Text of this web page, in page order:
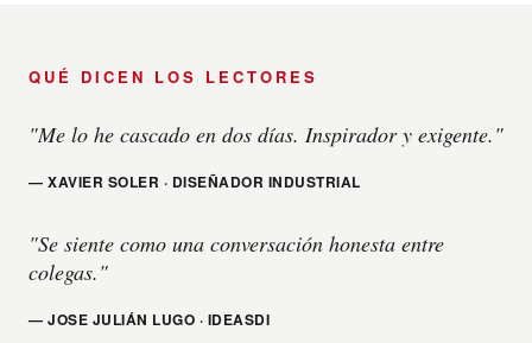
QUÉ DICEN LOS LECTORES
"Me lo he cascado en dos días. Inspirador y exigente."
— XAVIER SOLER · DISEÑADOR INDUSTRIAL
"Se siente como una conversación honesta entre
colegas."
— JOSE JULIÁN LUGO · IDEASDI